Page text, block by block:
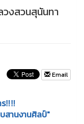
วงสวนสุนันทา
Email
‼‼
สานงานศิลป์"